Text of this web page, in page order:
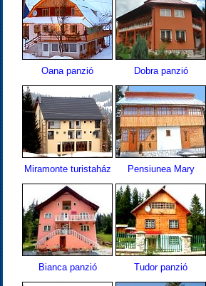
Oana panzió Dobra panzió
Miramonte turistaház Pensiunea Mary
Bianca panzió Tudor panzió